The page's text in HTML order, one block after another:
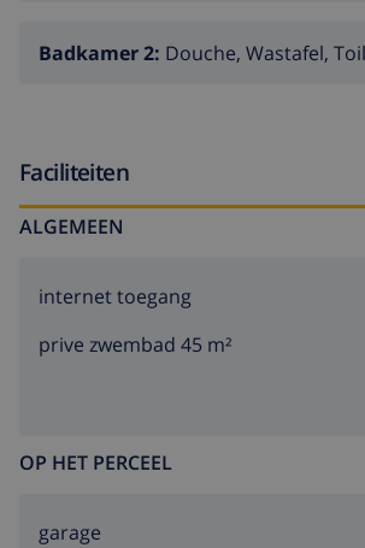
Badkamer 2: Douche, Wastafel,
Faciliteiten
ALGEMEEN
internet toegang
prive zwembad 45 m²
OP HET PERCEEL
garage